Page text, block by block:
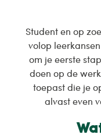
Student en op
volop
om je eerste
doen op de
toepast die je
alvast even